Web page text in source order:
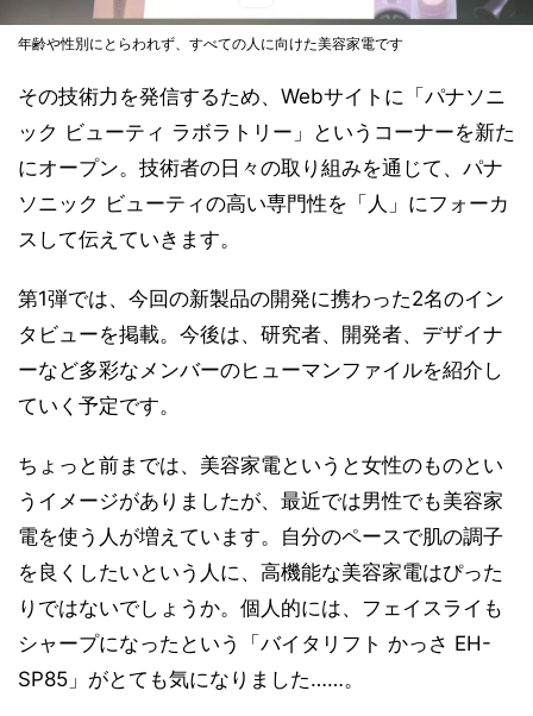
年齢や性別にとらわれず、すべての人に向けた美容家電です
その技術力を発信するため、Webサイトに「パナソニ
ック ビューティ ラボラトリー」というコーナーを新た
にオープン。技術者の日々の取り組みを通じて、パナ
ソニック ビューティの高い専門性を「人」にフォーカ
スして伝えていきます。
第1弾では、今回の新製品の開発に携わった2名のイン
タビューを掲載。今後は、研究者、開発者、デザイナ
ーなど多彩なメンバーのヒューマンファイルを紹介し
ていく予定です。
ちょっと前までは、美容家電というと女性のものとい
うイメージがありましたが、最近では男性でも美容家
電を使う人が増えています。自分のペースで肌の調子
を良くしたいという人に、高機能な美容家電はぴった
りではないでしょうか。個人的には、フェイスライも
シャープになったという「バイタリフト かっさ EH-
SP85」がとても気になりました……。